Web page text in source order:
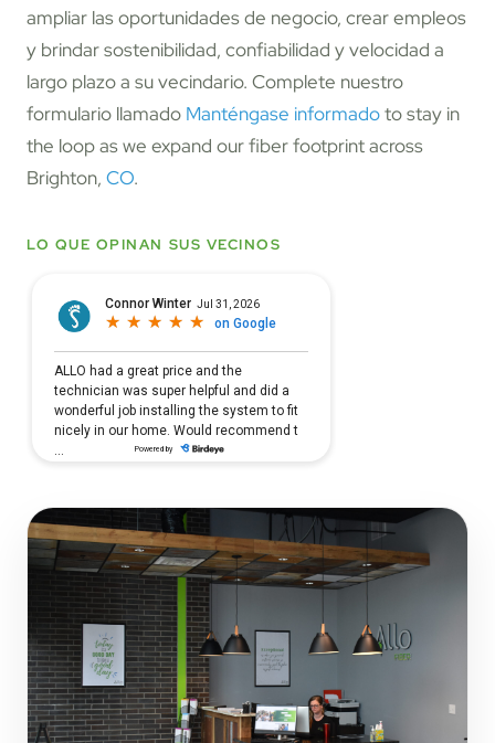
ampliar las oportunidades de negocio, crear empleos
y brindar sostenibilidad, confiabilidad y velocidad a
largo plazo a su vecindario. Complete nuestro
formulario llamado Manténgase informadoto stay in
the loop as we expand our fiber footprint across
Brighton, CO.
LO QUE OPINAN SUS VECINOS